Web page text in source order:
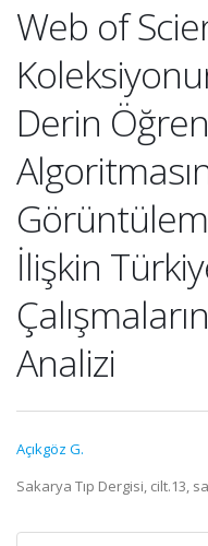
Web of
Derin
İlişkin
Analizi
Açıkgöz G.
Sakarya Tıp Dergisi, cilt.13,